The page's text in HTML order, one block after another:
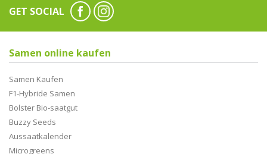
GET SOCIAL
Samen online kaufen
Samen Kaufen
F1-Hybride Samen
Bolster Bio-saatgut
Buzzy Seeds
Aussaatkalender
Microgreens